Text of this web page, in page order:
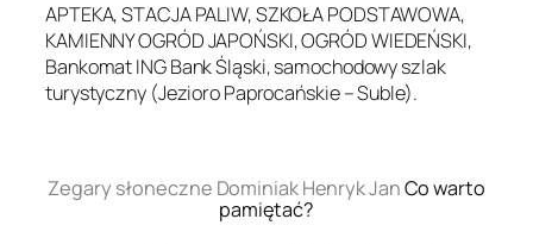
APTEKA, STACJA PALIW, SZKOŁA PODSTAWOWA,
KAMIENNY OGRÓD JAPOŃSKI, OGRÓD WIEDEŃSKI,
Bankomat ING Bank Śląski, samochodowy szlak
turystyczny (Jezioro Paprocańskie – Suble).
Zegary słoneczne Dominiak Henryk JanCo warto
pamiętać?